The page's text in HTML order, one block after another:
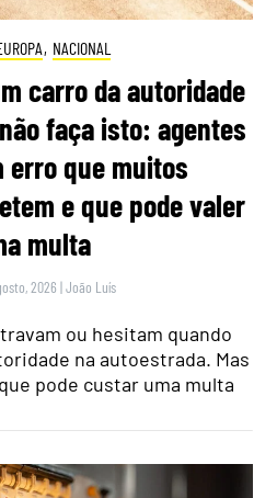
, NACIONAL
carro da autoridade
faça isto: agentes
erro que muitos
e que pode valer
multa
2026 |João Luís
ou hesitam quando
na autoestrada. Mas
pode custar uma multa